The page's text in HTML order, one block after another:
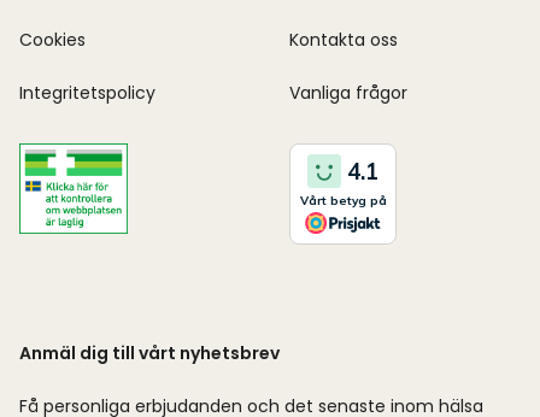
Cookies
Integritetspolicy
Kontakta oss
Vanliga frågor
Anmäl dig till vårt nyhetsbrev
Få personliga erbjudanden och det senaste inom hälsa